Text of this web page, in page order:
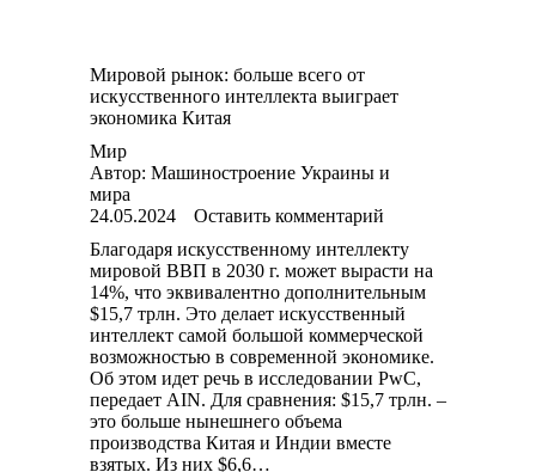
Мировой рынок: больше всего от
искусственного интеллекта выиграет
экономика Китая
Мир
Автор: Машиностроение Украины и
мира
24.05.2024
Оставить комментарий
Благодаря искусственному интеллекту
мировой ВВП в 2030 г. может вырасти на
14%, что эквивалентно дополнительным
$15,7 трлн. Это делает искусственный
интеллект самой большой коммерческой
возможностью в современной экономике.
Об этом идет речь в исследовании PwC,
передает AIN. Для сравнения: $15,7 трлн. –
это больше нынешнего объема
производства Китая и Индии вместе
взятых. Из них $6,6…